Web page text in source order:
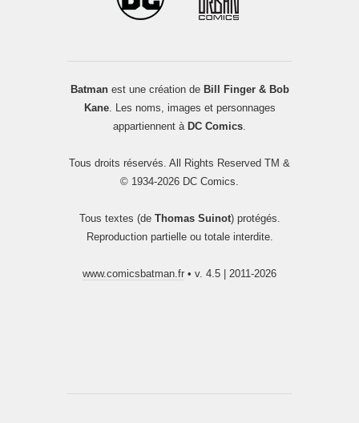
Batmanest une création de Bill Finger & Bob
Kane. Les noms, images et personnages
appartiennent à DC Comics.
Tous droits réservés. All Rights Reserved TM &
© 1934-2026 DC Comics.
Tous textes (de Thomas Suinot) protégés.
Reproduction partielle ou totale interdite.
www.comicsbatman.fr • v. 4.5 | 2011-2026